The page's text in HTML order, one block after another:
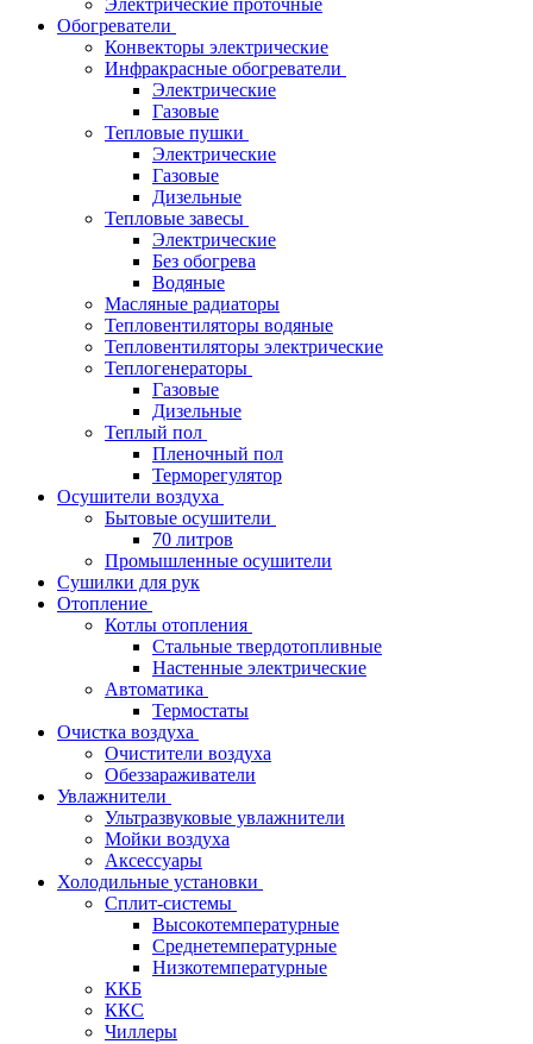
Электрические проточные
Обогреватели
Конвекторы электрические
Инфракрасные обогреватели
Электрические
Газовые
Тепловые пушки
Электрические
Газовые
Дизельные
Тепловые завесы
Электрические
Без обогрева
Водяные
Масляные радиаторы
Тепловентиляторы водяные
Тепловентиляторы электрические
Теплогенераторы
Газовые
Дизельные
Теплый пол
Пленочный пол
Терморегулятор
Осушители воздуха
Бытовые осушители
70 литров
Промышленные осушители
Сушилки для рук
Отопление
Котлы отопления
Стальные твердотопливные
Настенные электрические
Автоматика
Термостаты
Очистка воздуха
Очистители воздуха
Обеззараживатели
Увлажнители
Ультразвуковые увлажнители
Мойки воздуха
Аксессуары
Холодильные установки
Сплит-системы
Высокотемпературные
Среднетемпературные
Низкотемпературные
ККБ
ККС
Чиллеры